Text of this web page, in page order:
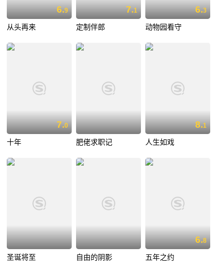
6.9
从头再来
7.1
定制伴郎
6.3
动物园看守
7.0
十年 肥佬求职记
8.1
人生如戏
圣诞将至 自由的阴影
6.8
五年之约